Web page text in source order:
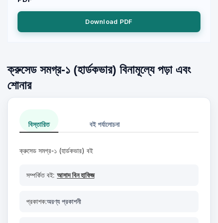
Download PDF
ক্রুসেড সমগ্র-১ (হার্ডকভার) বিনামূল্যে পড়া এবং
শোনার
বিস্তারিত বই পর্যালোচনা
ক্রুসেড সমগ্র-১ (হার্ডকভার) বই
সম্পর্কিত বই: আসাদ বিন হাফিজ
প্রকাশক:অরণ্য প্রকাশনী